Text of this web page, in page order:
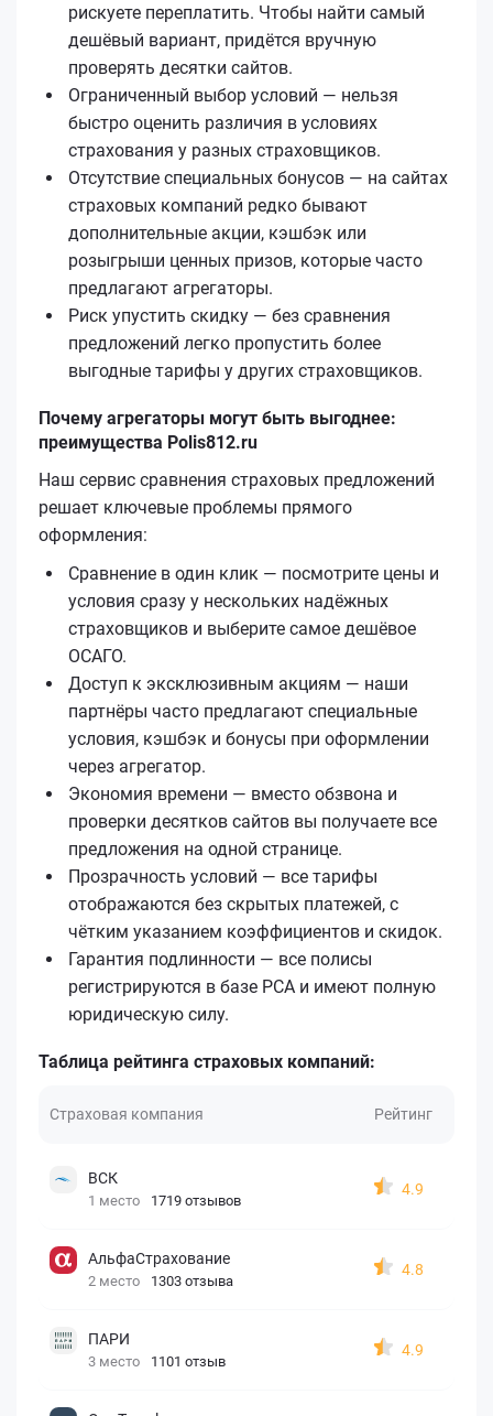
рискуете переплатить. Чтобы найти самый
дешёвый вариант, придётся вручную
проверять десятки сайтов.
Ограниченный выбор условий — нельзя
быстро оценить различия в условиях
страхования у разных страховщиков.
Отсутствие специальных бонусов — на сайтах
страховых компаний редко бывают
дополнительные акции, кэшбэк или
розыгрыши ценных призов, которые часто
предлагают агрегаторы.
Риск упустить скидку — без сравнения
предложений легко пропустить более
выгодные тарифы у других страховщиков.
Почему агрегаторы могут быть выгоднее:
преимущества Polis812.ru
Наш сервис сравнения страховых предложений
решает ключевые проблемы прямого
оформления:
Сравнение в один клик — посмотрите цены и
условия сразу у нескольких надёжных
страховщиков и выберите самое дешёвое
ОСАГО.
Доступ к эксклюзивным акциям — наши
партнёры часто предлагают специальные
условия, кэшбэк и бонусы при оформлении
через агрегатор.
Экономия времени — вместо обзвона и
проверки десятков сайтов вы получаете все
предложения на одной странице.
Прозрачность условий — все тарифы
отображаются без скрытых платежей, с
чётким указанием коэффициентов и скидок.
Гарантия подлинности — все полисы
регистрируются в базе РСА и имеют полную
юридическую силу.
Таблица рейтинга страховых компаний:
Страховая компания Рейтинг
ВСК
1 место 1719 отзывов
4.9
АльфаСтрахование
2 место 1303 отзыва
4.8
ПАРИ
3 место 1101 отзыв
4.9